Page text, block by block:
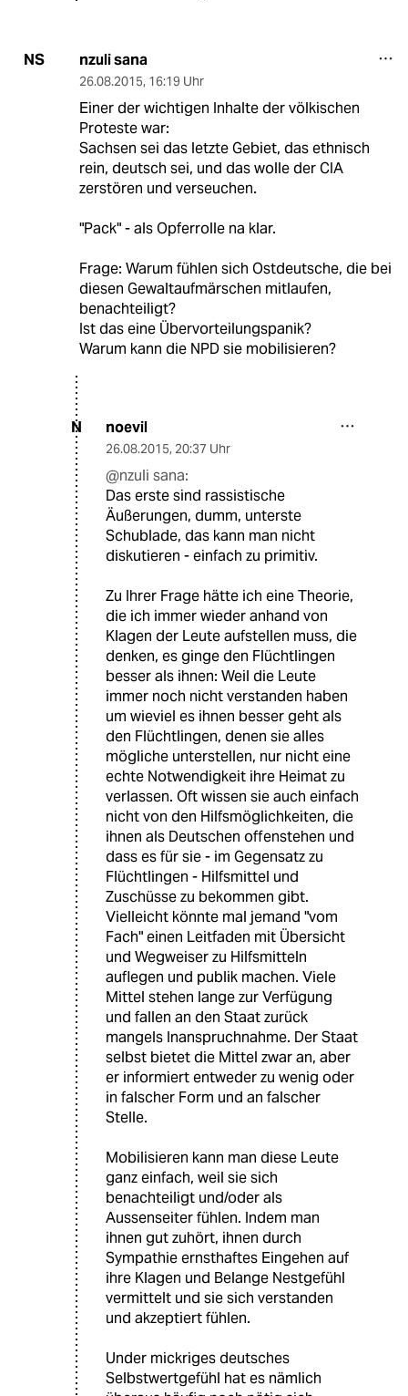
NS nzuli sana
26.08.2015, 16:19 Uhr
Einer der wichtigen Inhalte der völkischen
Proteste war:
Sachsen sei das letzte Gebiet, das ethnisch
rein, deutsch sei, und das wolle der CIA
zerstören und verseuchen.
"Pack" - als Opferrolle na klar.
Frage: Warum fühlen sich Ostdeutsche, die bei
diesen Gewaltaufmärschen mitlaufen,
benachteiligt?
Ist das eine Übervorteilungspanik?
Warum kann die NPD sie mobilisieren?
N noevil
26.08.2015, 20:37 Uhr
@nzuli sana:
Das erste sind rassistische
Äußerungen, dumm, unterste
Schublade, das kann man nicht
diskutieren - einfach zu primitiv.
Zu Ihrer Frage hätte ich eine Theorie,
die ich immer wieder anhand von
Klagen der Leute aufstellen muss, die
denken, es ginge den Flüchtlingen
besser als ihnen: Weil die Leute
immer noch nicht verstanden haben
um wieviel es ihnen besser geht als
den Flüchtlingen, denen sie alles
mögliche unterstellen, nur nicht eine
echte Notwendigkeit ihre Heimat zu
verlassen. Oft wissen sie auch einfach
nicht von den Hilfsmöglichkeiten, die
ihnen als Deutschen offenstehen und
dass es für sie - im Gegensatz zu
Flüchtlingen - Hilfsmittel und
Zuschüsse zu bekommen gibt.
Vielleicht könnte mal jemand "vom
Fach" einen Leitfaden mit Übersicht
und Wegweiser zu Hilfsmitteln
auflegen und publik machen. Viele
Mittel stehen lange zur Verfügung
und fallen an den Staat zurück
mangels Inanspruchnahme. Der Staat
selbst bietet die Mittel zwar an, aber
er informiert entweder zu wenig oder
in falscher Form und an falscher
Stelle.
Mobilisieren kann man diese Leute
ganz einfach, weil sie sich
benachteiligt und/oder als
Aussenseiter fühlen. Indem man
ihnen gut zuhört, ihnen durch
Sympathie ernsthaftes Eingehen auf
ihre Klagen und Belange Nestgefühl
vermittelt und sie sich verstanden
und akzeptiert fühlen.
Under mickriges deutsches
Selbstwertgefühl hat es nämlich